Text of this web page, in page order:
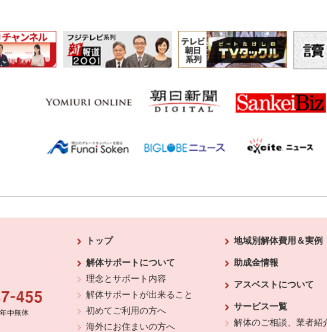
トップ
解体サポートについて
理念とサポート内容
解体サポートが出来ること
初めてご利用の方へ
海外にお住まいの方へ
地域別解体費用＆実例
助成金情報
アスベストについて
サービス一覧
解体のご相談、業者紹